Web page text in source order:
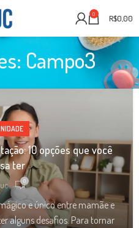
0 R$0,00
Campo3
10 opções que você
ter
0
e único entre mamãe e
alguns desafios. Para tornar